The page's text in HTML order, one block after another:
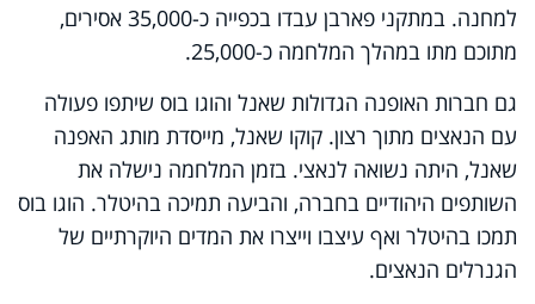
למחנה. במתקני פארבן עבדו בכפייה כ-35,000 אסירים,
מתוכם מתו במהלך המלחמה כ-25,000.
גם חברות האופנה הגדולות שאנל והוגו בוס שיתפו פעולה
עם הנאצים מתוך רצון. קוקו שאנל, מייסדת מותג האפנה
שאנל, היתה נשואה לנאצי. בזמן המלחמה נישלה את
השותפים היהודיים בחברה, והביעה תמיכה בהיטלר. הוגו בוס
תמכו בהיטלר ואף עיצבו וייצרו את המדים היוקרתיים של
הגנרלים הנאצים.